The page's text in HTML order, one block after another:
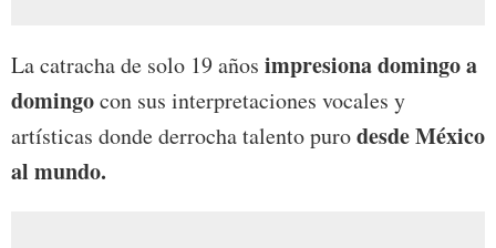
La catracha de solo 19 años impresiona domingo a
domingocon sus interpretaciones vocales y
artísticas donde derrocha talento purodesde México
al mundo.